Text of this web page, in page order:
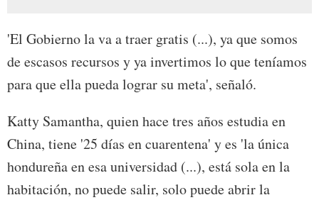
'El Gobierno la va a traer gratis (...), ya que somos
de escasos recursos y ya invertimos lo que teníamos
para que ella pueda lograr su meta', señaló.
Katty Samantha, quien hace tres años estudia en
China, tiene '25 días en cuarentena' y es 'la única
hondureña en esa universidad (...), está sola en la
habitación, no puede salir, solo puede abrir la